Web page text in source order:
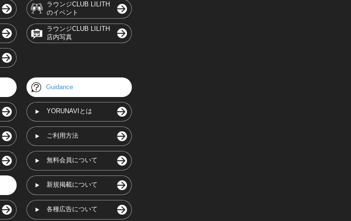
ラウンジCLUB LILITH
のイベント
ラウンジCLUB LILITH
店内写真
Guidance
YORUNAVIとは
ご利用方法
無料会員について
新規掲載について
各種広告について